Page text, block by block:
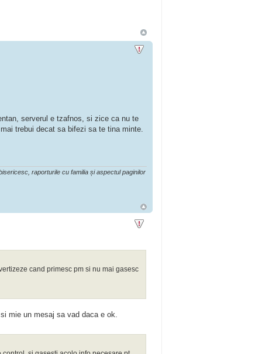
serverul e tzafnos, si zice ca nu te
trebui decat sa bifezi sa te tina minte.
raporturile cu familia și aspectul paginilor
cand primesc pm si nu mai gasesc
mie un mesaj sa vad daca e ok.